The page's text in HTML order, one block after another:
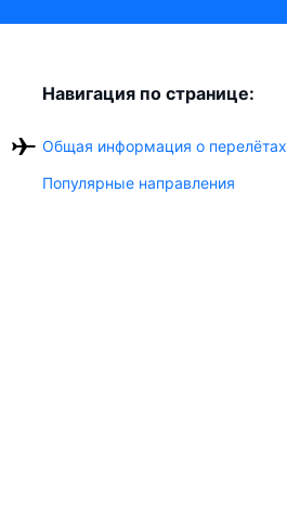
Навигация по странице:
Общая информация о перелётах
Популярные направления